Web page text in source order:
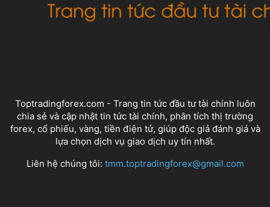
Toptradingforex.com - Trang tin tức đầu tư tài chính luôn
chia sẻ và cập nhật tin tức tài chính, phân tích thị trường
forex, cổ phiếu, vàng, tiền điện tử, giúp độc giả đánh giá và
lựa chọn dịch vụ giao dịch uy tín nhất.
Liên hệ chúng tôi: tmm.toptradingforex@gmail.com